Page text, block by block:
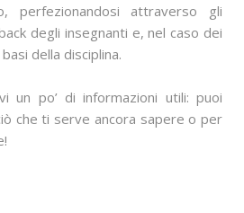
perfezionandosi attraverso gli
degli insegnanti e, nel caso dei
della disciplina.
un po’ di informazioni utili: puoi
che ti serve ancora sapere o per